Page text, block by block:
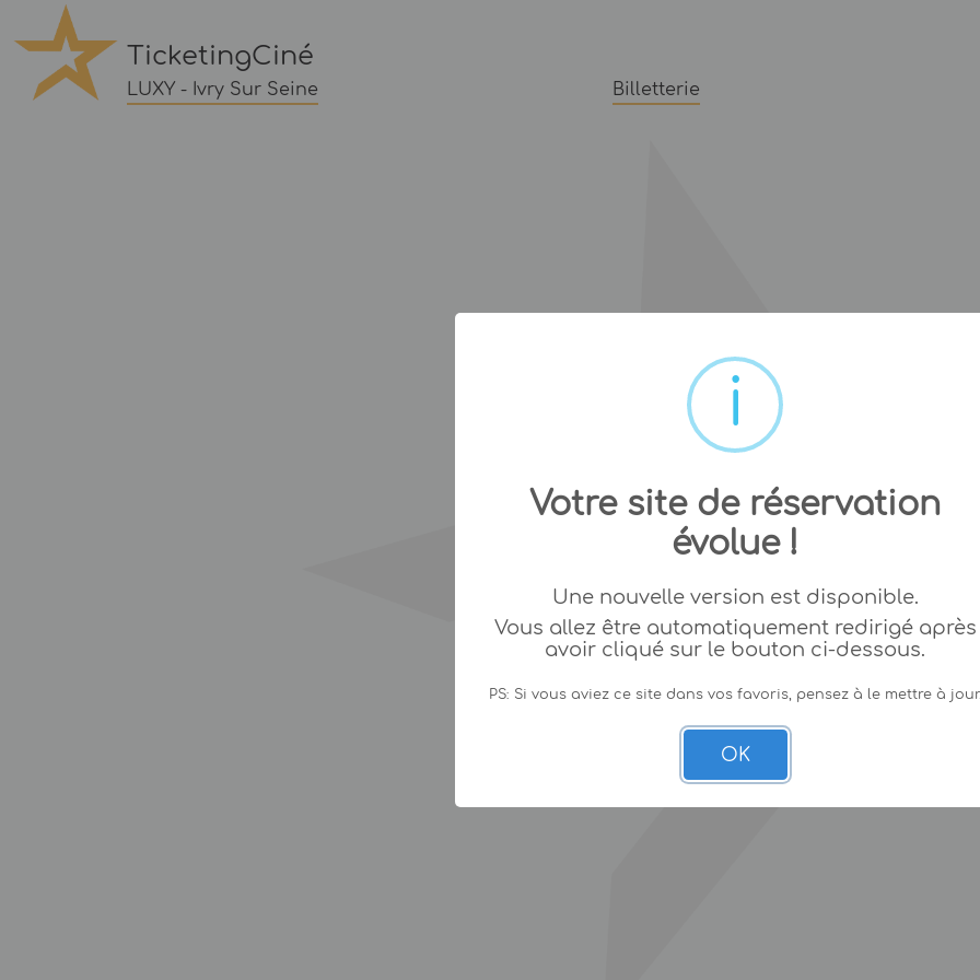
TicketingCiné
LUXY - Ivry Sur Seine Billetterie
Votre site de réservation
évolue !
Une nouvelle version est disponible.
Vous allez être automatiquement redirigé après
avoir cliqué sur le bouton ci-dessous.
PS: Si vous aviez ce site dans vos favoris, pensez à le mettre à
OK